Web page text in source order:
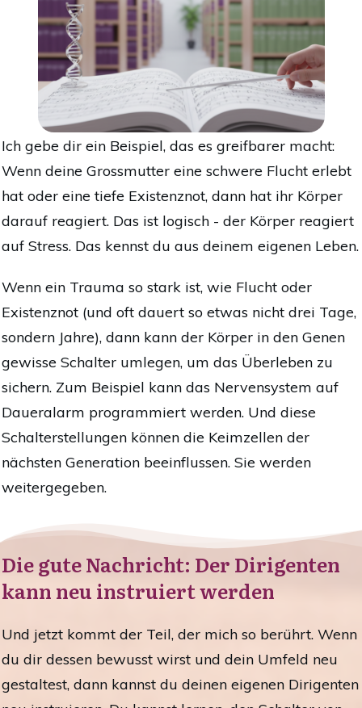
Ich gebe dir ein Beispiel, das es greifbarer macht:
Wenn deine Grossmutter eine schwere Flucht erlebt
hat oder eine tiefe Existenznot, dann hat ihr Körper
darauf reagiert. Das ist logisch - der Körper reagiert
auf Stress. Das kennst du aus deinem eigenen Leben.
Wenn ein Trauma so stark ist, wie Flucht oder
Existenznot (und oft dauert so etwas nicht drei Tage,
sondern Jahre), dann kann der Körper in den Genen
gewisse Schalter umlegen, um das Überleben zu
sichern. Zum Beispiel kann das Nervensystem auf
Daueralarm programmiert werden. Und diese
Schalterstellungen können die Keimzellen der
nächsten Generation beeinflussen. Sie werden
weitergegeben.
Die gute Nachricht: Der Dirigenten
kann neu instruiert werden
Und jetzt kommt der Teil, der mich so berührt. Wenn
du dir dessen bewusst wirst und dein Umfeld neu
gestaltest, dann kannst du deinen eigenen Dirigenten